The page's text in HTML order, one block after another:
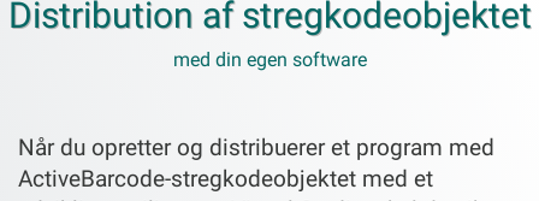
Distribution af stregkodeobjektet
med din egen software
Når du opretter og distribuerer et program med
ActiveBarcode-stregkodeobjektet med et